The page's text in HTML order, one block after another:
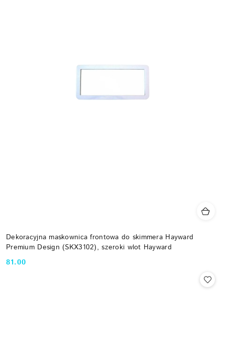
Dekoracyjna maskownica frontowa do skimmera Hayward
Premium Design (SKX3102), szeroki wlot Hayward
Cena:
81.00